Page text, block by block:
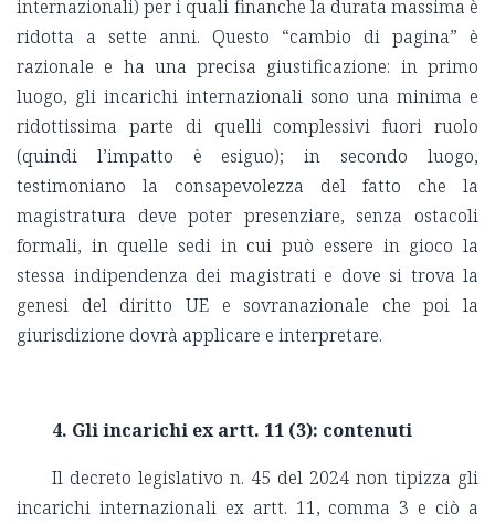
internazionali) per i quali finanche la durata massima è
ridotta a sette anni. Questo “cambio di pagina” è
razionale e ha una precisa giustificazione: in primo
luogo, gli incarichi internazionali sono una minima e
ridottissima parte di quelli complessivi fuori ruolo
(quindi l’impatto è esiguo); in secondo luogo,
testimoniano la consapevolezza del fatto che la
magistratura deve poter presenziare, senza ostacoli
formali, in quelle sedi in cui può essere in gioco la
stessa indipendenza dei magistrati e dove si trova la
genesi del diritto UE e sovranazionale che poi la
giurisdizione dovrà applicare e interpretare.
4. Gli incarichi ex artt. 11 (3): contenuti
Il decreto legislativo n. 45 del 2024 non tipizza gli
incarichi internazionali ex artt. 11, comma 3 e ciò a